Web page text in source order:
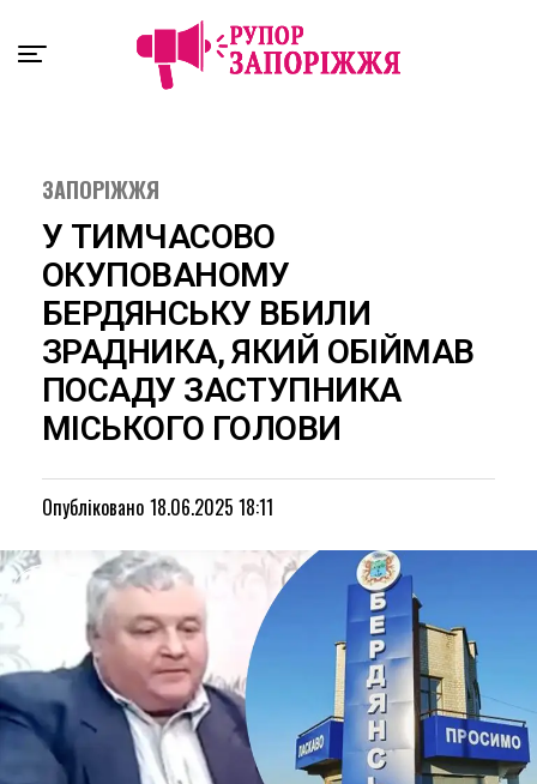
ЗАПОРІЖЖЯ
У ТИМЧАСОВО
ОКУПОВАНОМУ
БЕРДЯНСЬКУ ВБИЛИ
ЗРАДНИКА, ЯКИЙ ОБІЙМАВ
ПОСАДУ ЗАСТУПНИКА
МІСЬКОГО ГОЛОВИ
Опубліковано 18.06.2025 18:11
Exit mobile version